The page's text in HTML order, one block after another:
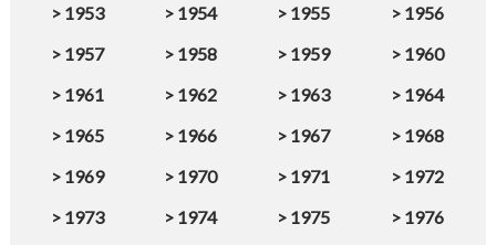
> 1953 > 1954 > 1955 > 1956
> 1957 > 1958 > 1959 > 1960
> 1961 > 1962 > 1963 > 1964
> 1965 > 1966 > 1967 > 1968
> 1969 > 1970 > 1971 > 1972
> 1973 > 1974 > 1975 > 1976